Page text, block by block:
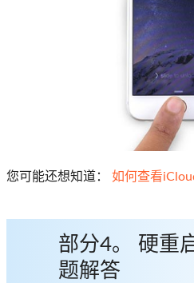
您可能还想知道： 如何查看
部分4。 硬重
题解答